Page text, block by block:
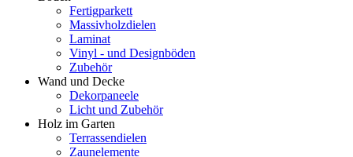
Fertigparkett
Massivholzdielen
Laminat
Vinyl - und Designböden
Zubehör
Wand und Decke
Dekorpaneele
Licht und Zubehör
Holz im Garten
Terrassendielen
Zaunelemente